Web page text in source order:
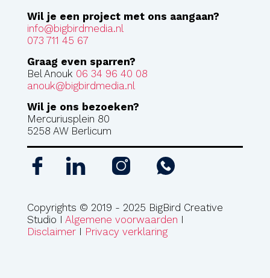
Wil je een project met ons aangaan?
info@bigbirdmedia.nl
073 711 45 67
Graag even sparren?
Bel Anouk 06 34 96 40 08
anouk@bigbirdmedia.nl
Wil je ons bezoeken?
Mercuriusplein 80
5258 AW Berlicum
Copyrights © 2019 - 2025 BigBird Creative
Studio I Algemene voorwaarden I
Disclaimer I Privacy verklaring